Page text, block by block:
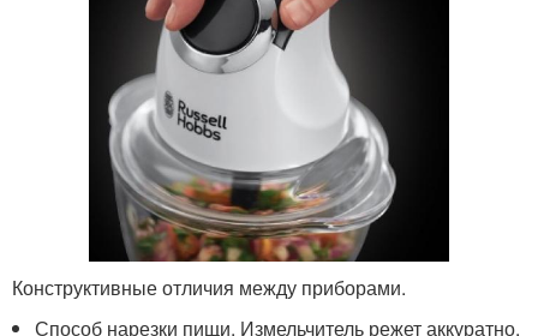
Конструктивные отличия между приборами.
Способ нарезки пищи. Измельчитель режет аккуратно,